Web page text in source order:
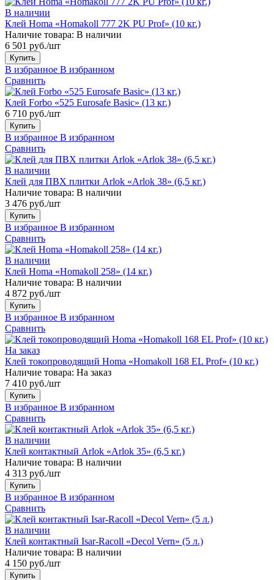
В наличии
Клей Homa «Homakoll 777 2K PU Prof» (10 кг.)
Наличие товара: В наличии
6 501 руб./шт
Купить
В избранное В избранном
Сравнить
Клей Forbo «525 Eurosafe Basic» (13 кг.)
6 710 руб./шт
Купить
В избранное В избранном
Сравнить
В наличии
Клей для ПВХ плитки Arlok «Arlok 38» (6,5 кг.)
Наличие товара: В наличии
3 476 руб./шт
Купить
В избранное В избранном
Сравнить
В наличии
Клей Homa «Homakoll 258» (14 кг.)
Наличие товара: В наличии
4 872 руб./шт
Купить
В избранное В избранном
Сравнить
На заказ
Клей токопроводящий Homa «Homakoll 168 EL Prof» (10 кг.)
Наличие товара: На заказ
7 410 руб./шт
Купить
В избранное В избранном
Сравнить
В наличии
Клей контактный Arlok «Arlok 35» (6,5 кг.)
Наличие товара: В наличии
4 313 руб./шт
Купить
В избранное В избранном
Сравнить
В наличии
Клей контактный Isar-Racoll «Decol Vern» (5 л.)
Наличие товара: В наличии
4 150 руб./шт
Купить